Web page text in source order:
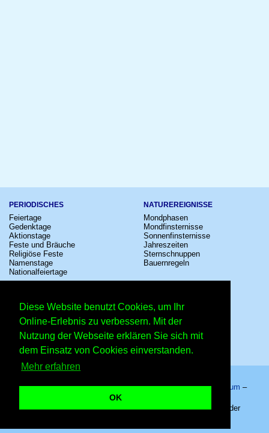
Diese Website benutzt Cookies, um Ihr
Online-Erlebnis zu verbessern. Mit der
Nutzung der Webseite erklären Sie sich mit
dem Einsatz von Cookies einverstanden.
Mehr erfahren
OK
PERIODISCHES
Feiertage
Gedenktage
Aktionstage
Feste und Bräuche
Religiöse Feste
Namenstage
Nationalfeiertage
NATUREREIGNISSE
Mondphasen
Mondfinsternisse
Sonnenfinsternisse
Jahreszeiten
Sternschnuppen
Bauernregeln
Konzerte
Kinostarts
Festivals
Fußball
Comedy
Shows
Zeitumstellung
Sternzeichen
Schalttage
Messen
Erinnerungen
Volksfeste
Startseite–Kalender–Lexikon–App–Sitemap–Impressum –
Datenschutzhinweis
Welttag des Thunfischs – Copyright © 2026 Kleiner Kalender